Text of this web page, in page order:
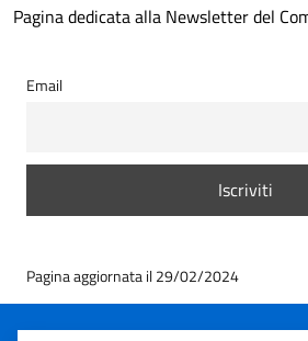
Pagina dedicata alla Newsletter del
Email
Pagina aggiornata il 29/02/2024